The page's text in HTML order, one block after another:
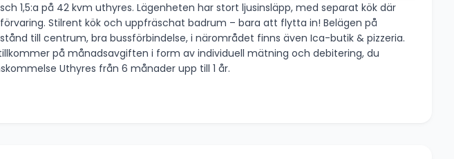
in! Belägen på
på månadsavgiften i form av individuell mätning och debitering, du
överenskommelse Uthyres från 6 månader upp till 1 år.